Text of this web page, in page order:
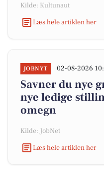
Kilde: Kultunaut
Læs hele artiklen her
JOBNYT 02-08-2026
Savner du nye
nye ledige
omegn
Kilde: JobNet
Læs hele artiklen her